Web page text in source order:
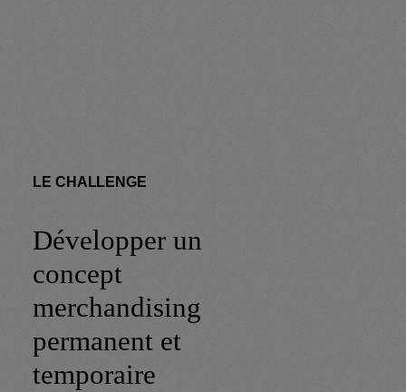
LE CHALLENGE
Développer un
concept
merchandising
permanent et
temporaire